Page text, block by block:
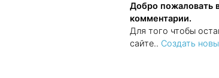
Добро пожаловать
комментарии.
Для того чтобы
сайте.. Создать